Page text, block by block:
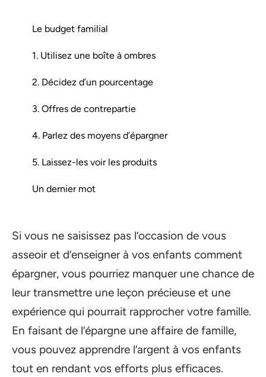
Le budget familial
1. Utilisez une boîte à ombres
2. Décidez d’un pourcentage
3. Offres de contrepartie
4. Parlez des moyens d’épargner
5. Laissez-les voir les produits
Un dernier mot
Si vous ne saisissez pas l’occasion de vous
asseoir et d’enseigner à vos enfants comment
épargner, vous pourriez manquer une chance de
leur transmettre une leçon précieuse et une
expérience qui pourrait rapprocher votre famille.
En faisant de l’épargne une affaire de famille,
vous pouvez apprendre l’argent à vos enfants
tout en rendant vos efforts plus efficaces.